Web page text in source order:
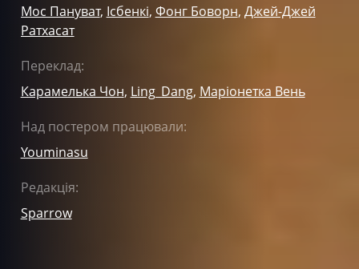
Мос Пануват, Ісбенкі, Фонг Боворн, Джей-Джей
Ратхасат
Переклад:
Карамелька Чон, Ling_Dang, Маріонетка Вень
Над постером працювали:
Youminasu
Редакція:
Sparrow